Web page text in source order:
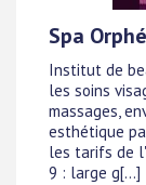
Spa
Institut de
les soins
massages,
esthétique
les tarifs de
9 : large g[...]